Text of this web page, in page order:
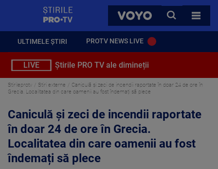
VOYO
CAUTA
TOATE
ULTIMELE ȘTIRI PROTV NEWS LIVE
LIVE Știrile PRO TV ale dimineții
Stirileprotv Stiri externe
Caniculă și zeci de incendii raportate în doar 24 de ore în
Grecia. Localitatea din care oamenii au fost îndemați să plece
Caniculă și zeci de incendii raportate
în doar 24 de ore în Grecia.
Localitatea din care oamenii au fost
îndemați să plece